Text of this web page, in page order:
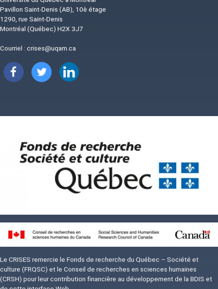
Pavillon Saint-Denis (AB), 10è étage
1290, rue Saint-Denis
Montréal (Québec) H2X 3J7
Courriel : crises@uqam.ca
Image Image Image
Image
Le CRISES remercie le Fonds de recherche du Québec – Société et
culture (FRQSC) et le Conseil de recherches en sciences humaines
(CRSH) pour leur contribution financière au développement de la BDIS et